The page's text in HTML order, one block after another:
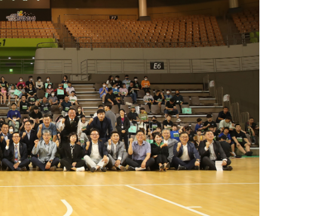
장애인 체육정보
장애인 체육정보
장애인 체육과 관련된
다양한 정보를 제공합니다.
전문체육